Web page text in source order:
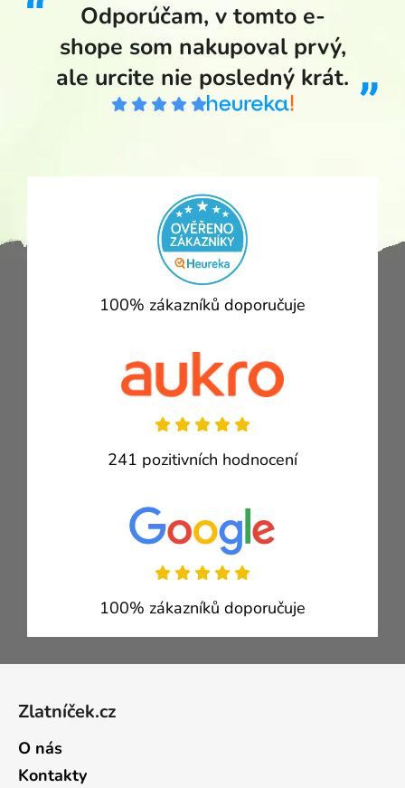
Odporúčam, v tomto e-
shope som nakupoval prvý,
ale urcite nie posledný krát.
100% zákazníků doporučuje
241 pozitivních hodnocení
100% zákazníků doporučuje
Zlatníček.cz
O nás
Kontakty